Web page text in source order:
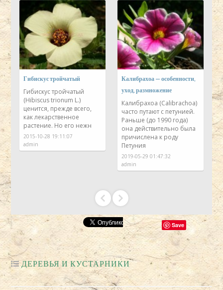
Гибискус тройчатый
Гибискус тройчатый
(Hibiscus trionum L.)
ценится, прежде всего,
как лекарственное
растение. Но его нежн
2015-10-28 19:11:07
admin
Калибрахоа — особенности,
уход, размножение
Калибрахоа (Calibrachoa)
часто путают с петунией.
Раньше (до 1990 года)
она действительно была
причислена к роду
Петуния
2019-05-29 01:47:32
admin
Save
ДЕРЕВЬЯ И КУСТАРНИКИ